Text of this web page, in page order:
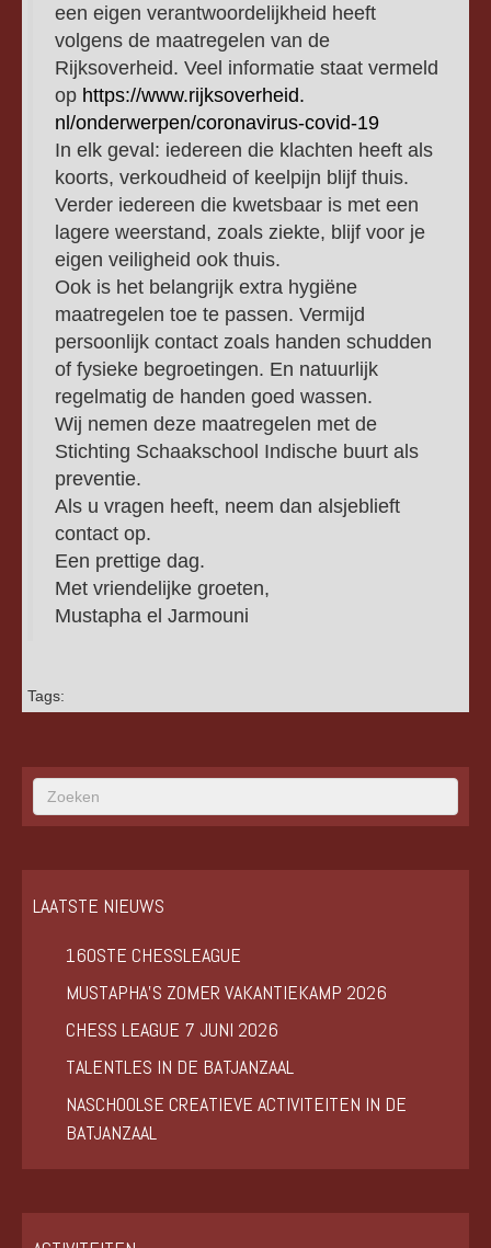
een eigen verantwoordelijkheid heeft
volgens de maatregelen van de
Rijksoverheid. Veel informatie staat vermeld
op https://www.rijksoverheid.
nl/onderwerpen/coronavirus-covid-19
In elk geval: iedereen die klachten heeft als
koorts, verkoudheid of keelpijn blijf thuis.
Verder iedereen die kwetsbaar is met een
lagere weerstand, zoals ziekte, blijf voor je
eigen veiligheid ook thuis.
Ook is het belangrijk extra hygiëne
maatregelen toe te passen. Vermijd
persoonlijk contact zoals handen schudden
of fysieke begroetingen. En natuurlijk
regelmatig de handen goed wassen.
Wij nemen deze maatregelen met de
Stichting Schaakschool Indische buurt als
preventie.
Als u vragen heeft, neem dan alsjeblieft
contact op.
Een prettige dag.
Met vriendelijke groeten,
Mustapha el Jarmouni
Tags:
LAATSTE NIEUWS
160STE CHESSLEAGUE
MUSTAPHA’S ZOMER VAKANTIEKAMP 2026
CHESS LEAGUE 7 JUNI 2026
TALENTLES IN DE BATJANZAAL
NASCHOOLSE CREATIEVE ACTIVITEITEN IN DE
BATJANZAAL